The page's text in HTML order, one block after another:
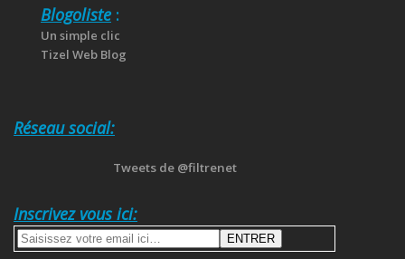
Blogoliste :
Un simple clic
Tizel Web Blog
Réseau social:
Tweets de @filtrenet
Inscrivez vous ici: